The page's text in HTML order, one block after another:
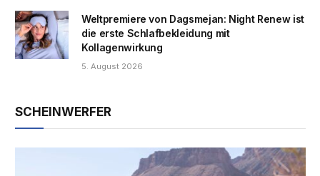
Weltpremiere von Dagsmejan: Night Renew ist
die erste Schlafbekleidung mit
Kollagenwirkung
5. August 2026
SCHEINWERFER